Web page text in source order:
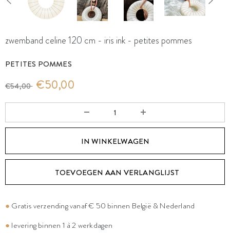
zwemband celine 120 cm - iris ink - petites pommes
PETITES POMMES
€54,00 €50,00
TOEVOEGEN AAN VERLANGLIJST
● Gratis verzending vanaf € 50 binnen België & Nederland
● levering binnen 1 à 2 werkdagen